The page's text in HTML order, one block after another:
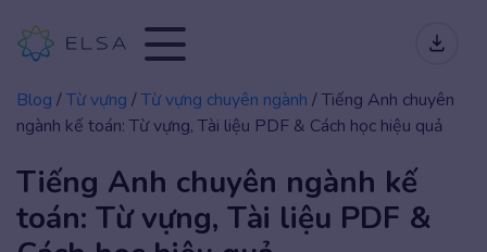
Blog /Từ vựng /Từ vựng chuyên ngành /Tiếng Anh chuyên
ngành kế toán: Từ vựng, Tài liệu PDF & Cách học hiệu quả
Tiếng Anh chuyên ngành kế
toán: Từ vựng, Tài liệu PDF &